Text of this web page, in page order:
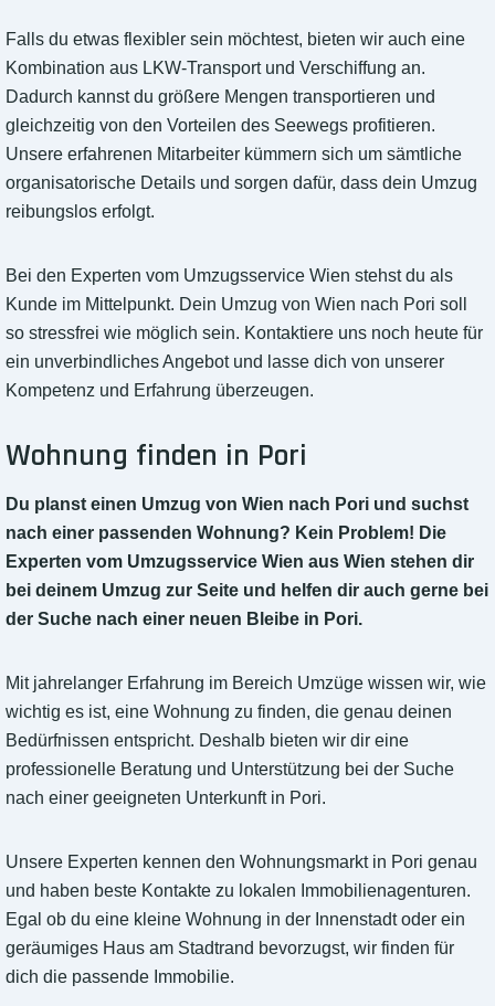
Falls du etwas flexibler sein möchtest, bieten wir auch eine
Kombination aus LKW-Transport und Verschiffung an.
Dadurch kannst du größere Mengen transportieren und
gleichzeitig von den Vorteilen des Seewegs profitieren.
Unsere erfahrenen Mitarbeiter kümmern sich um sämtliche
organisatorische Details und sorgen dafür, dass dein Umzug
reibungslos erfolgt.
Bei den Experten vom Umzugsservice Wien stehst du als
Kunde im Mittelpunkt. Dein Umzug von Wien nach Pori soll
so stressfrei wie möglich sein. Kontaktiere uns noch heute für
ein unverbindliches Angebot und lasse dich von unserer
Kompetenz und Erfahrung überzeugen.
Wohnung finden in Pori
Du planst einen Umzug von Wien nach Pori und suchst
nach einer passenden Wohnung? Kein Problem! Die
Experten vom Umzugsservice Wien aus Wien stehen dir
bei deinem Umzug zur Seite und helfen dir auch gerne bei
der Suche nach einer neuen Bleibe in Pori.
Mit jahrelanger Erfahrung im Bereich Umzüge wissen wir, wie
wichtig es ist, eine Wohnung zu finden, die genau deinen
Bedürfnissen entspricht. Deshalb bieten wir dir eine
professionelle Beratung und Unterstützung bei der Suche
nach einer geeigneten Unterkunft in Pori.
Unsere Experten kennen den Wohnungsmarkt in Pori genau
und haben beste Kontakte zu lokalen Immobilienagenturen.
Egal ob du eine kleine Wohnung in der Innenstadt oder ein
geräumiges Haus am Stadtrand bevorzugst, wir finden für
dich die passende Immobilie.